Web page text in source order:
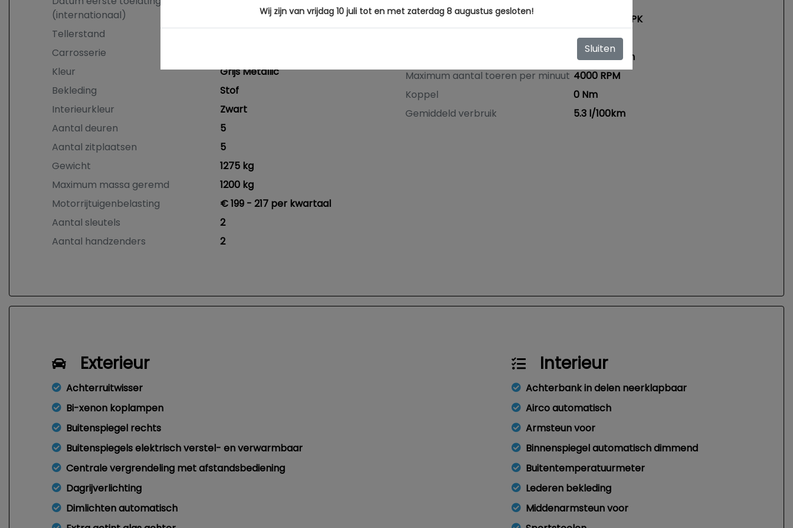
(internationaal)
Tellerstand
Carrosserie
Kleur
Grijs Metallic
Bekleding
Stof
Interieurkleur
Zwart
Aantal deuren
5
Aantal zitplaatsen
5
Gewicht
1275 kg
Maximum massa geremd
1200 kg
Motorrijtuigenbelasting
€ 199 - 217 per kwartaal
Aantal sleutels
2
Aantal handzenders
2
Vermogen
135 kW / 183 PK
195 km/h
11.2 seconden
Maximum aantal toeren per minuut 4000 RPM
Koppel
0 Nm
Gemiddeld verbruik
5.3 l/100km
Exterieur
Achterruitwisser
Bi-xenon koplampen
Buitenspiegel rechts
Buitenspiegels elektrisch verstel- en verwarmbaar
Centrale vergrendeling met afstandsbediening
Dagrijverlichting
Dimlichten automatisch
Interieur
Achterbank in delen neerklapbaar
Airco automatisch
Armsteun voor
Binnenspiegel automatisch dimmend
Buitentemperatuurmeter
Lederen bekleding
Middenarmsteun voor
Wij zijn van vrijdag 10 juli tot en met zaterdag 8 augustus gesloten!
Sluiten